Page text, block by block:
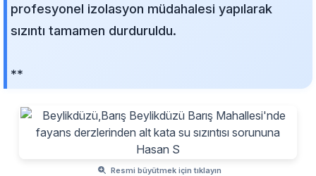
profesyonel izolasyon müdahalesi yapılarak
sızıntı tamamen durduruldu.
**
Resmi büyütmek için tıklayın